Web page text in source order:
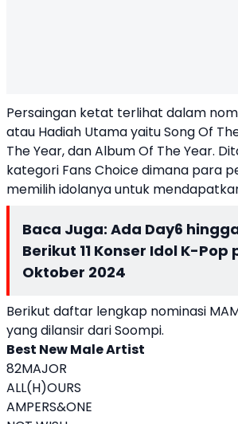
Persaingan ketat terlihat dalam
atau Hadiah Utama yaitu Song Of
The Year, dan Album Of The Year.
kategori Fans Choice dimana para
memilih idolanya untuk
Baca Juga: Ada Day6
Berikut 11 Konser Idol K-Pop
Oktober 2024
Berikut daftar lengkap nominasi
yang dilansir dari Soompi.
Best New Male Artist
82MAJOR
ALL(H)OURS
AMPERS&ONE